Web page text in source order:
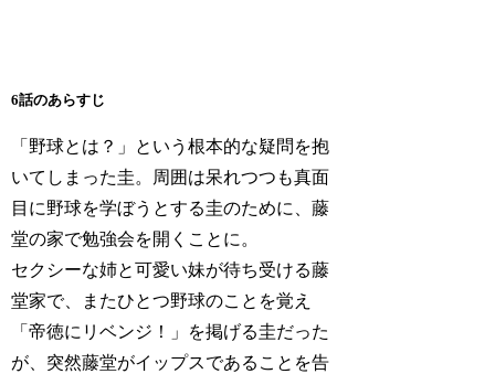
6話のあらすじ
「野球とは？」という根本的な疑問を抱
いてしまった圭。周囲は呆れつつも真面
目に野球を学ぼうとする圭のために、藤
堂の家で勉強会を開くことに。
セクシーな姉と可愛い妹が待ち受ける藤
堂家で、またひとつ野球のことを覚え
「帝徳にリベンジ！」を掲げる圭だった
が、突然藤堂がイップスであることを告